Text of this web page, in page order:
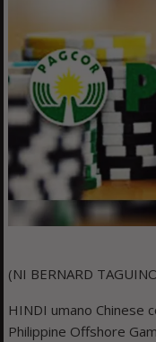
(NI BERNARD
HINDI umano Chinese
Philippine Offshore